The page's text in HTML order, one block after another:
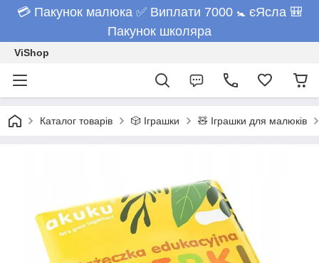
💳 Пакунок малюка ✅ Виплати 7000 🚼 єЯсла 🎒
Пакунок школяра
ViShop
Каталог товарів 🎲 Іграшки 🧸 Іграшки для малюків